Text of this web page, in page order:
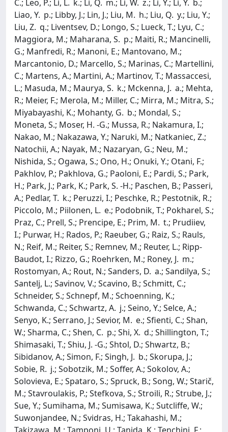
C.; Leo, P.; Li, L. k.; Li, Q. m.; Li, W. z.; Li, Y.; Li, Y. b.;
Liao, Y. p.; Libby, J.; Lin, J.; Liu, M. h.; Liu, Q. y.; Liu, Y.;
Liu, Z. q.; Liventsev, D.; Longo, S.; Lueck, T.; Lyu, C.;
Maggiora, M.; Maharana, S. p.; Maiti, R.; Mancinelli,
G.; Manfredi, R.; Manoni, E.; Mantovano, M.;
Marcantonio, D.; Marcello, S.; Marinas, C.; Martellini,
C.; Martens, A.; Martini, A.; Martinov, T.; Massaccesi,
L.; Masuda, M.; Maurya, S. k.; Mckenna, J. a.; Mehta,
R.; Meier, F.; Merola, M.; Miller, C.; Mirra, M.; Mitra, S.;
Miyabayashi, K.; Mohanty, G. b.; Mondal, S.;
Moneta, S.; Moser, H. -G.; Mussa, R.; Nakamura, I.;
Nakao, M.; Nakazawa, Y.; Naruki, M.; Natkaniec, Z.;
Natochii, A.; Nayak, M.; Nazaryan, G.; Neu, M.;
Nishida, S.; Ogawa, S.; Ono, H.; Onuki, Y.; Otani, F.;
Pakhlov, P.; Pakhlova, G.; Paoloni, E.; Pardi, S.; Park,
H.; Park, J.; Park, K.; Park, S. -H.; Paschen, B.; Passeri,
A.; Pedlar, T. k.; Peruzzi, I.; Peschke, R.; Pestotnik, R.;
Piccolo, M.; Piilonen, L. e.; Podobnik, T.; Pokharel, S.;
Praz, C.; Prell, S.; Prencipe, E.; Prim, M. t.; Prudiiev,
I.; Purwar, H.; Rados, P.; Raeuber, G.; Raiz, S.; Rauls,
N.; Reif, M.; Reiter, S.; Remnev, M.; Reuter, L.; Ripp-
Baudot, I.; Rizzo, G.; Roehrken, M.; Roney, J. m.;
Rostomyan, A.; Rout, N.; Sanders, D. a.; Sandilya, S.;
Santelj, L.; Savinov, V.; Scavino, B.; Schmitt, C.;
Schneider, S.; Schnepf, M.; Schoenning, K.;
Schwanda, C.; Schwartz, A. j.; Seino, Y.; Selce, A.;
Senyo, K.; Serrano, J.; Sevior, M. e.; Sfienti, C.; Shan,
W.; Sharma, C.; Shen, C. p.; Shi, X. d.; Shillington, T.;
Shimasaki, T.; Shiu, J. -G.; Shtol, D.; Shwartz, B.;
Sibidanov, A.; Simon, F.; Singh, J. b.; Skorupa, J.;
Sobie, R. j.; Sobotzik, M.; Soffer, A.; Sokolov, A.;
Solovieva, E.; Spataro, S.; Spruck, B.; Song, W.; Starič,
M.; Stavroulakis, P.; Stefkova, S.; Stroili, R.; Strube, J.;
Sue, Y.; Sumihama, M.; Sumisawa, K.; Sutcliffe, W.;
Suwonjandee, N.; Svidras, H.; Takahashi, M.;
Takizawa, M.; Tamponi, U.; Tanida, K.; Tenchini, F.;